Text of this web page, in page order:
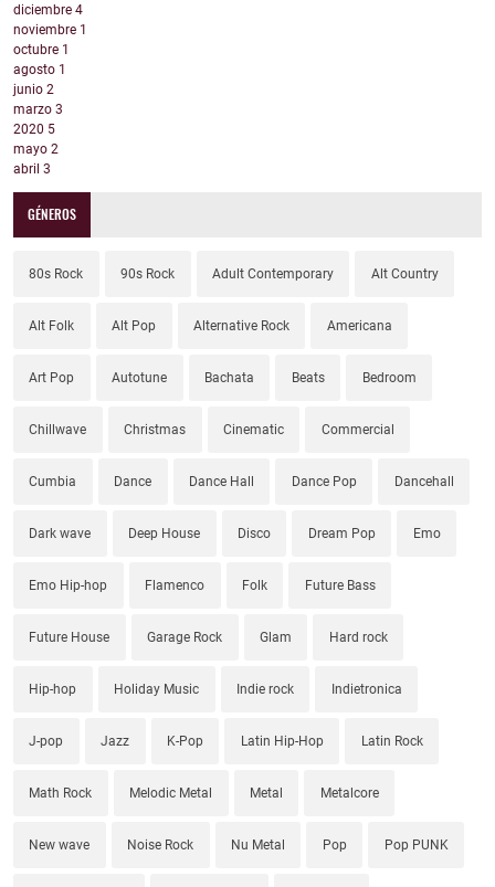
diciembre 4
noviembre 1
octubre 1
agosto 1
junio 2
marzo 3
2020 5
mayo 2
abril 3
GÉNEROS
80s Rock 90s Rock Adult Contemporary Alt Country
Alt Folk Alt Pop Alternative Rock Americana
Art Pop Autotune Bachata Beats Bedroom
Chillwave Christmas Cinematic Commercial
Cumbia Dance Dance Hall Dance Pop Dancehall
Dark wave Deep House Disco Dream Pop Emo
Emo Hip-hop Flamenco Folk Future Bass
Future House Garage Rock Glam Hard rock
Hip-hop Holiday Music Indie rock Indietronica
J-pop Jazz K-Pop Latin Hip-Hop Latin Rock
Math Rock Melodic Metal Metal Metalcore
New wave Noise Rock Nu Metal Pop Pop PUNK